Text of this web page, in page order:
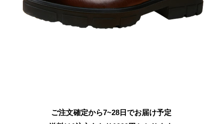
ご注文確定から7~28日でお届け予定